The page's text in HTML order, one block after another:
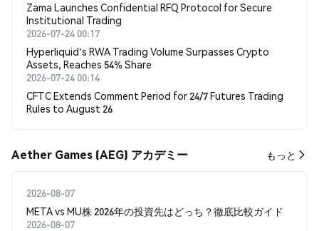
Zama Launches Confidential RFQ Protocol for Secure
Institutional Trading
2026-07-24 00:17
Hyperliquid's RWA Trading Volume Surpasses Crypto
Assets, Reaches 54% Share
2026-07-24 00:14
CFTC Extends Comment Period for 24/7 Futures Trading
Rules to August 26
Aether Games (AEG) アカデミー もっと
2026-08-07
META vs MU株 2026年の投資先はどっち？徹底比較ガイド
2026-08-07